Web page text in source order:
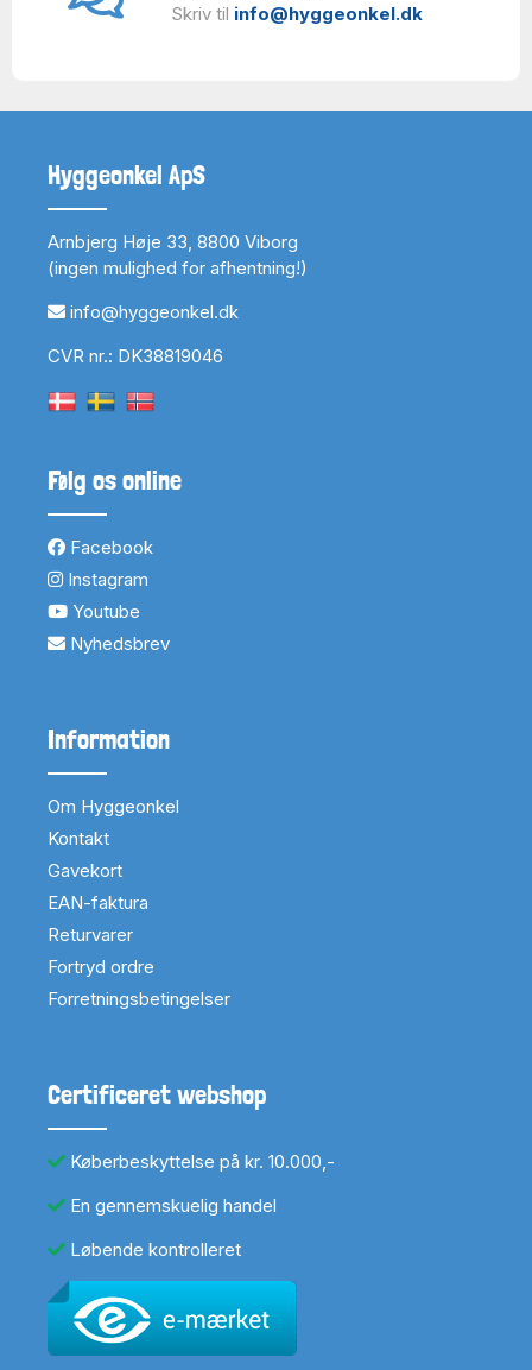
Skriv til info@hyggeonkel.dk
Hyggeonkel ApS
Arnbjerg Høje 33, 8800 Viborg
(ingen mulighed for afhentning!)
info@hyggeonkel.dk
CVR nr.: DK38819046
Følg os online
Facebook
Instagram
Youtube
Nyhedsbrev
Information
Om Hyggeonkel
Kontakt
Gavekort
EAN-faktura
Returvarer
Fortryd ordre
Forretningsbetingelser
Certificeret webshop
Køberbeskyttelse på kr. 10.000,-
En gennemskuelig handel
Løbende kontrolleret